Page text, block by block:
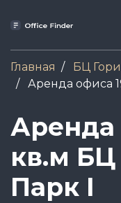
содержанию
Главная
БЦ
Аренда офиса
Аренда
кв.м БЦ
Парк І